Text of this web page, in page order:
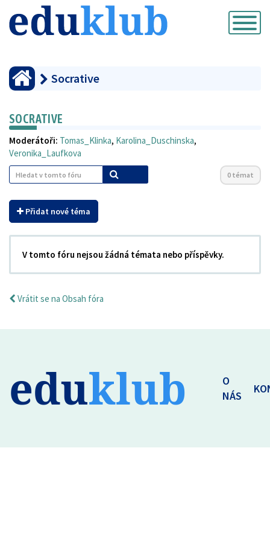
Přepnout
navigaci
Socrative
SOCRATIVE
Moderátoři: Tomas_Klinka, Karolina_Duschinska,
Veronika_Laufkova
0 témat
Přidat nové téma
V tomto fóru nejsou žádná témata nebo příspěvky.
Vrátit se na Obsah fóra
eduklub
O
NÁS